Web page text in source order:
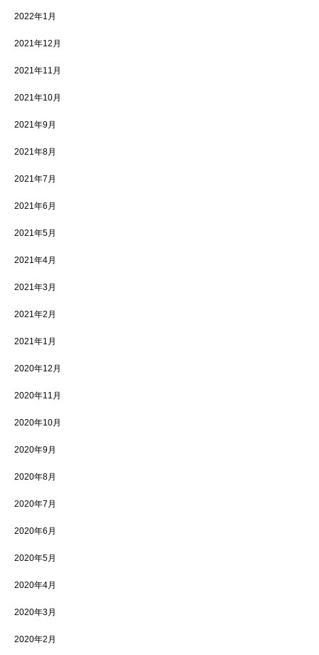
2022年1月
2021年12月
2021年11月
2021年10月
2021年9月
2021年8月
2021年7月
2021年6月
2021年5月
2021年4月
2021年3月
2021年2月
2021年1月
2020年12月
2020年11月
2020年10月
2020年9月
2020年8月
2020年7月
2020年6月
2020年5月
2020年4月
2020年3月
2020年2月